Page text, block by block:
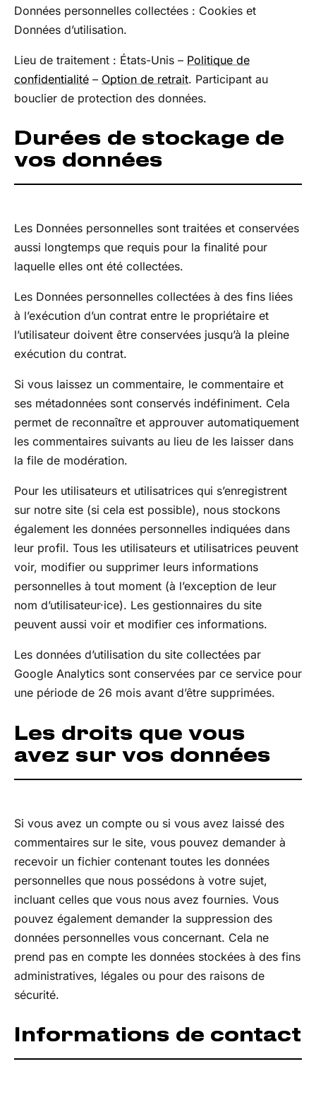
Données personnelles collectées : Cookies et
Données d’utilisation.
Lieu de traitement : États-Unis – Politique de
confidentialité – Option de retrait. Participant au
bouclier de protection des données.
Durées de stockage de
vos données
Les Données personnelles sont traitées et conservées
aussi longtemps que requis pour la finalité pour
laquelle elles ont été collectées.
Les Données personnelles collectées à des fins liées
à l’exécution d’un contrat entre le propriétaire et
l’utilisateur doivent être conservées jusqu’à la pleine
exécution du contrat.
Si vous laissez un commentaire, le commentaire et
ses métadonnées sont conservés indéfiniment. Cela
permet de reconnaître et approuver automatiquement
les commentaires suivants au lieu de les laisser dans
la file de modération.
Pour les utilisateurs et utilisatrices qui s’enregistrent
sur notre site (si cela est possible), nous stockons
également les données personnelles indiquées dans
leur profil. Tous les utilisateurs et utilisatrices peuvent
voir, modifier ou supprimer leurs informations
personnelles à tout moment (à l’exception de leur
nom d’utilisateur·ice). Les gestionnaires du site
peuvent aussi voir et modifier ces informations.
Les données d’utilisation du site collectées par
Google Analytics sont conservées par ce service pour
une période de 26 mois avant d’être supprimées.
Les droits que vous
avez sur vos données
Si vous avez un compte ou si vous avez laissé des
commentaires sur le site, vous pouvez demander à
recevoir un fichier contenant toutes les données
personnelles que nous possédons à votre sujet,
incluant celles que vous nous avez fournies. Vous
pouvez également demander la suppression des
données personnelles vous concernant. Cela ne
prend pas en compte les données stockées à des fins
administratives, légales ou pour des raisons de
sécurité.
Informations de contact